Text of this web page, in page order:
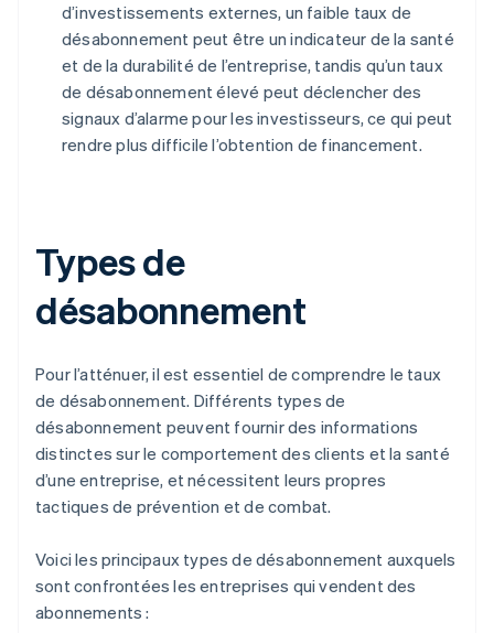
d’investissements externes, un faible taux de
désabonnement peut être un indicateur de la santé
et de la durabilité de l’entreprise, tandis qu’un taux
de désabonnement élevé peut déclencher des
signaux d’alarme pour les investisseurs, ce qui peut
rendre plus difficile l’obtention de financement.
Types de
désabonnement
Pour l’atténuer, il est essentiel de comprendre le taux
de désabonnement. Différents types de
désabonnement peuvent fournir des informations
distinctes sur le comportement des clients et la santé
d’une entreprise, et nécessitent leurs propres
tactiques de prévention et de combat.
Voici les principaux types de désabonnement auxquels
sont confrontées les entreprises qui vendent des
abonnements :